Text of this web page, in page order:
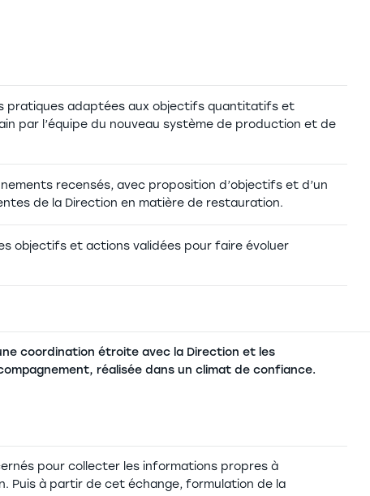
pratiques adaptées aux objectifs quantitatifs et
par l’équipe du nouveau système de production et de
recensés, avec proposition d’objectifs et d’un
de la Direction en matière de restauration.
objectifs et actions validées pour faire évoluer
coordination étroite avec la Direction et les
réalisée dans un climat de confiance.
pour collecter les informations propres à
Puis à partir de cet échange, formulation de la